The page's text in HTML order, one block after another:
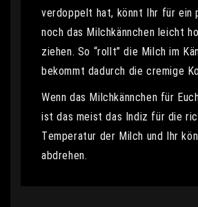
verdoppelt hat, könnt Ihr für ein
noch das Milchkännchen leicht
ziehen. So “rollt” die Milch im
bekommt dadurch die cremige
Wenn das Milchkännchen für
ist das meist das Indiz für die
Temperatur der Milch und Ihr
abdrehen.